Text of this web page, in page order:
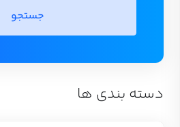
جستجو
دسته بندی ها